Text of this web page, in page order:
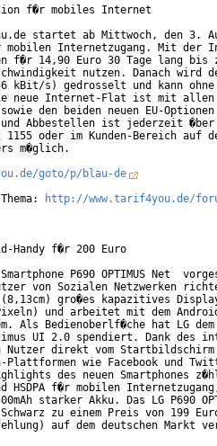
f�r mobiles Internet
startet ab Mittwoch, den 3.
Internetzugang. Mit der
f�r 14,90 Euro 30 Tage lang bis
nutzen. Danach wird
kBit/s) gedrosselt und kann
neue Internet-Flat ist mit allen
den beiden neuen EU-Optionen
und Abbestellen ist jederzeit
1155 oder im Kunden-Bereich auf
m�glich.
goto/p/blau-de
http://www.tarif4you.de/
Handy f�r 200 Euro
P690 OPTIMUS Net
von Sozialen Netzwerken
gro�es kapazitives
Pixeln) und arbeitet mit dem
Als Bedienoberlf�che hat LG dem
UI 2.0 spendiert. Dank des
Nutzer direkt vom
wie Facebook und
des neuen Smartphones
HSDPA f�r mobilen
starker Akku. Das LG P690
zu einem Preis von 199
auf dem deutschen Markt